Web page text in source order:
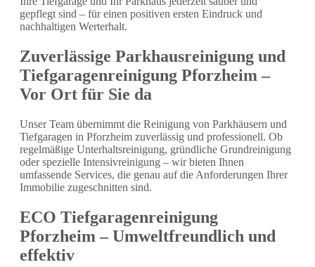
gepflegt sind – für einen positiven ersten Eindruck und
nachhaltigen Werterhalt.
Zuverlässige Parkhausreinigung und
Tiefgaragenreinigung Pforzheim –
Vor Ort für Sie da
Unser Team übernimmt die Reinigung von Parkhäusern und
Tiefgaragen in Pforzheim zuverlässig und professionell. Ob
regelmäßige Unterhaltsreinigung, gründliche Grundreinigung
oder spezielle Intensivreinigung – wir bieten Ihnen
umfassende Services, die genau auf die Anforderungen Ihrer
Immobilie zugeschnitten sind.
ECO Tiefgaragenreinigung
Pforzheim – Umweltfreundlich und
effektiv